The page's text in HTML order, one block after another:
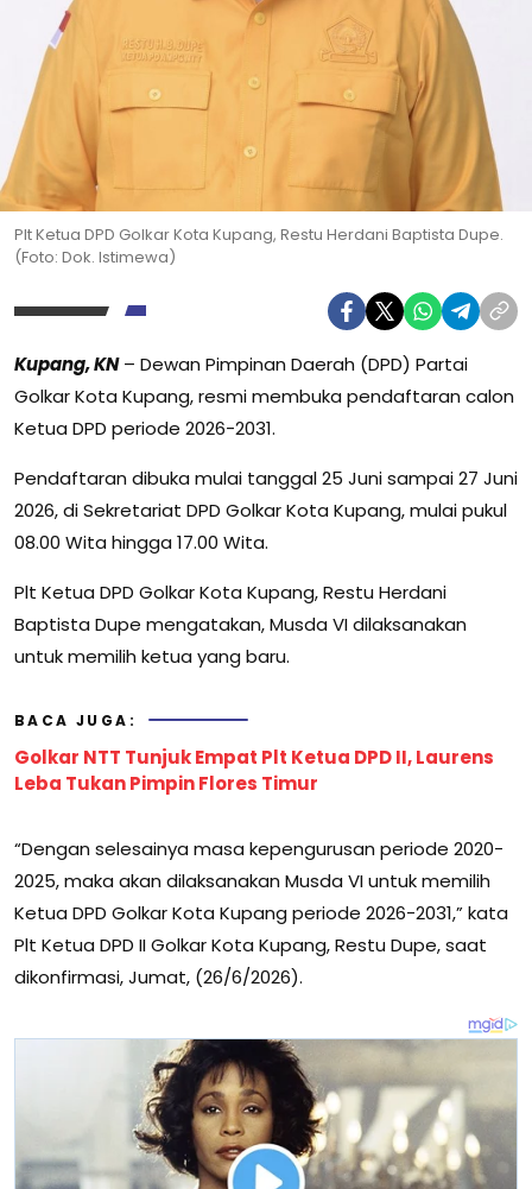
Plt Ketua DPD Golkar Kota Kupang, Restu Herdani Baptista Dupe.
(Foto: Dok. Istimewa)
Kupang, KN– Dewan Pimpinan Daerah (DPD) Partai
Golkar Kota Kupang, resmi membuka pendaftaran calon
Ketua DPD periode 2026-2031.
Pendaftaran dibuka mulai tanggal 25 Juni sampai 27 Juni
2026, di Sekretariat DPD Golkar Kota Kupang, mulai pukul
08.00 Wita hingga 17.00 Wita.
Plt Ketua DPD Golkar Kota Kupang, Restu Herdani
Baptista Dupe mengatakan, Musda VI dilaksanakan
untuk memilih ketua yang baru.
BACA JUGA:
Golkar NTT Tunjuk Empat Plt Ketua DPD II, Laurens
Leba Tukan Pimpin Flores Timur
“Dengan selesainya masa kepengurusan periode 2020-
2025, maka akan dilaksanakan Musda VI untuk memilih
Ketua DPD Golkar Kota Kupang periode 2026-2031,” kata
Plt Ketua DPD II Golkar Kota Kupang, Restu Dupe, saat
dikonfirmasi, Jumat, (26/6/2026).